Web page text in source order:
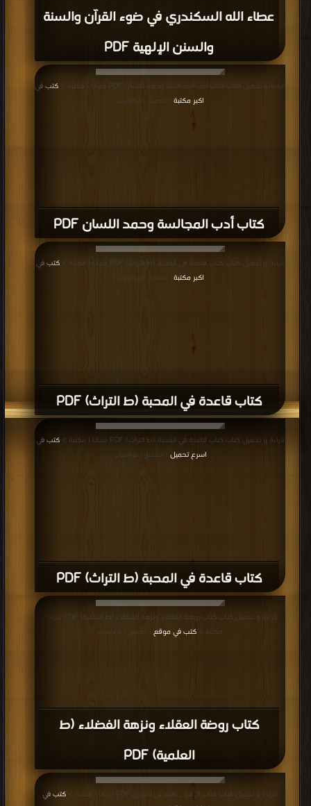
عطاء الله السكندري في ضوء القرآن والسنة
والسنن الإلهية PDF
كتاب أدب المجالسة وحمد اللسان PDF
قراءة و تحميل كتاب كتاب أدب المجالسة وحمد اللسان PDF مجانا | مكتبة >
كتب في
اكبر مكتبة
| التحميل : مرة/مرات
كتاب قاعدة في المحبة (ط التراث) PDF
قراءة و تحميل كتاب كتاب قاعدة في المحبة (ط التراث) PDF مجانا | مكتبة >
كتب في
اكبر مكتبة
| التحميل : مرة/مرات
كتاب قاعدة في المحبة (ط التراث) PDF
قراءة و تحميل كتاب كتاب قاعدة في المحبة (ط التراث) PDF مجانا | مكتبة >
كتب في
اسرع تحميل | التحميل : مرة/مرات
كتاب روضة العقلاء ونزهة الفضلاء (ط
العلمية) PDF
قراءة و تحميل كتاب كتاب روضة العقلاء ونزهة الفضلاء (ط العلمية) PDF مجانا |
مكتبة > كتب في موقع | التحميل : مرة/مرات
قراءة و تحميل كتاب كتاب الزهد _ هناد بن السري PDF مجانا | مكتبة >
كتب في